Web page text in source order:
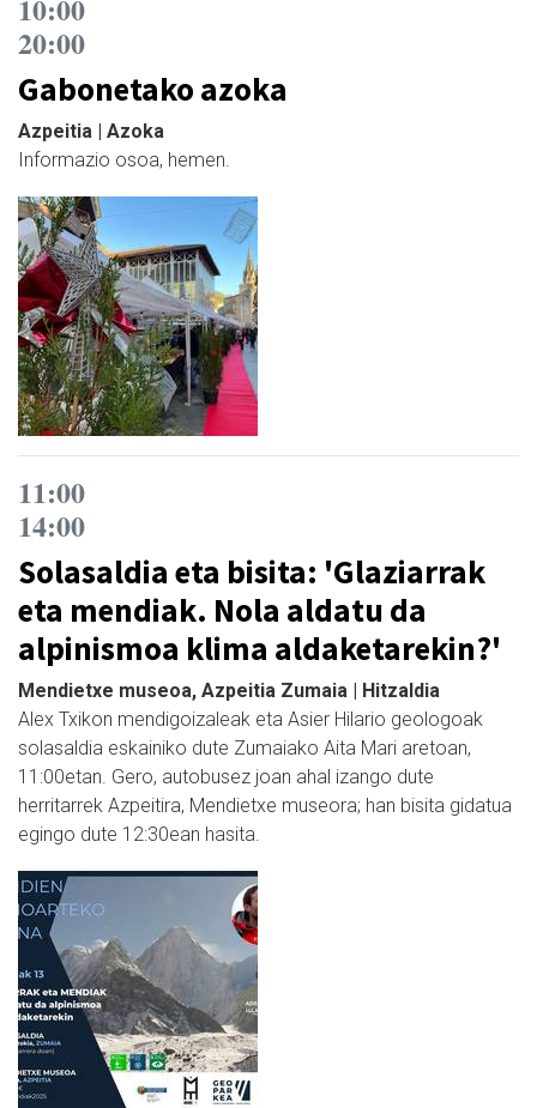
10:00
20:00
Gabonetako azoka
Azpeitia | Azoka
Informazio osoa, hemen.
11:00
14:00
Solasaldia eta bisita: 'Glaziarrak
eta mendiak. Nola aldatu da
alpinismoa klima aldaketarekin?'
Mendietxe museoa, Azpeitia Zumaia | Hitzaldia
Alex Txikon mendigoizaleak eta Asier Hilario geologoak
solasaldia eskainiko dute Zumaiako Aita Mari aretoan,
11:00etan. Gero, autobusez joan ahal izango dute
herritarrek Azpeitira, Mendietxe museora; han bisita gidatua
egingo dute 12:30ean hasita.